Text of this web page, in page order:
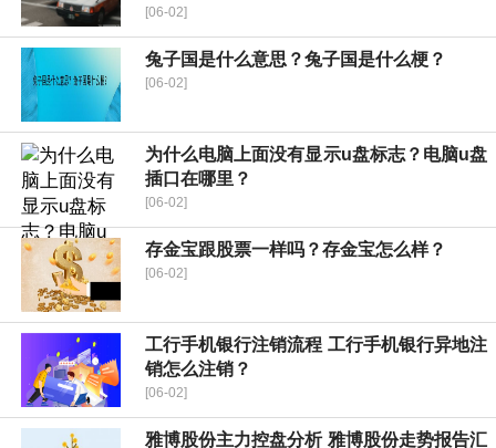
[06-02]
兔子国是什么意思？兔子国是什么梗？
[06-02]
为什么电脑上面没有显示u盘标志？电脑u盘
插口在哪里？
[06-02]
存金宝跟股票一样吗？存金宝怎么样？
[06-02]
工行手机银行注销流程 工行手机银行异地注
销怎么注销？
[06-02]
雅博股份主力控盘分析 雅博股份走势报告汇